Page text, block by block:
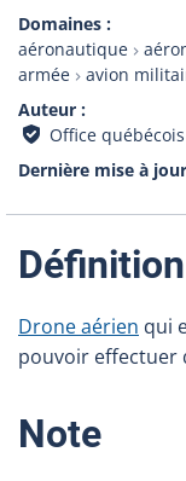
Domaines
aéronautique
armée
avion
Auteur
Office
Dernière mise à jour
Définition
Drone aérien qui
pouvoir effectuer
Note: